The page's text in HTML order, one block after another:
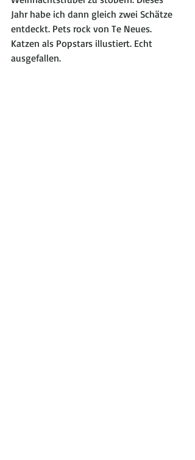
Jahr habe ich dann gleich zwei Schätze
entdeckt. Pets rock von Te Neues.
Katzen als Popstars illustiert. Echt
ausgefallen.